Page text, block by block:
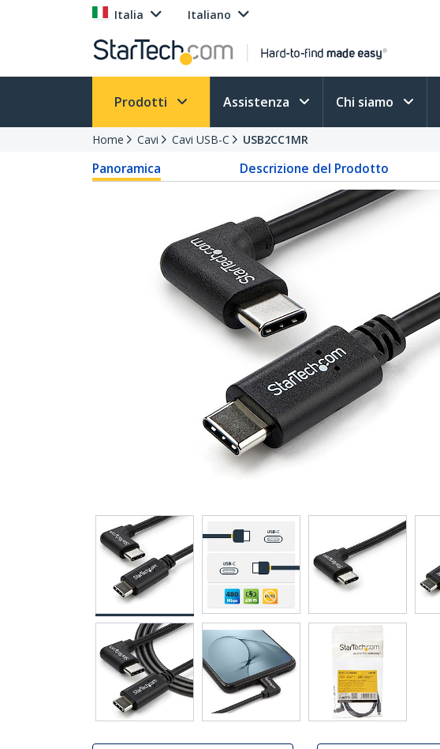
Italia Italiano
Prodotti Assistenza Chi siamo
Home Cavi Cavi USB-C USB2CC1MR
Panoramica Descrizione del Prodotto